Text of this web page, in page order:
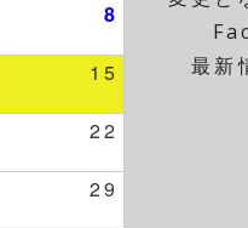
8
15
22
29
最新